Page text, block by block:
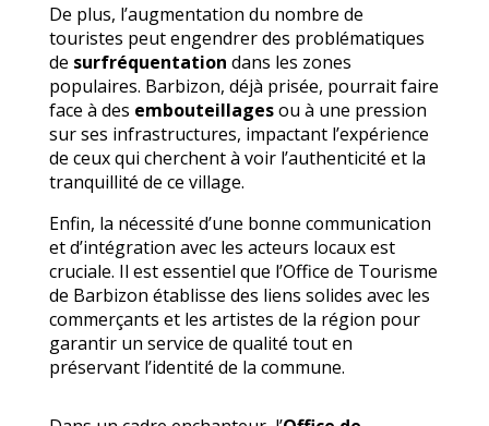
De plus, l’augmentation du nombre de
touristes peut engendrer des problématiques
de surfréquentation dans les zones
populaires. Barbizon, déjà prisée, pourrait faire
face à des embouteillagesou à une pression
sur ses infrastructures, impactant l’expérience
de ceux qui cherchent à voir l’authenticité et la
tranquillité de ce village.
Enfin, la nécessité d’une bonne communication
et d’intégration avec les acteurs locaux est
cruciale. Il est essentiel que l’Office de Tourisme
de Barbizon établisse des liens solides avec les
commerçants et les artistes de la région pour
garantir un service de qualité tout en
préservant l’identité de la commune.